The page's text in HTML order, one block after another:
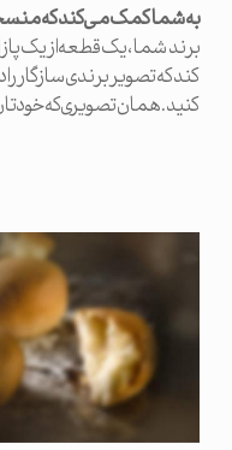
به شما کمک می کند که
برند شما، یک قطعه از یک
کند که تصویر برندی سازگار
کنید. همان تصویری که